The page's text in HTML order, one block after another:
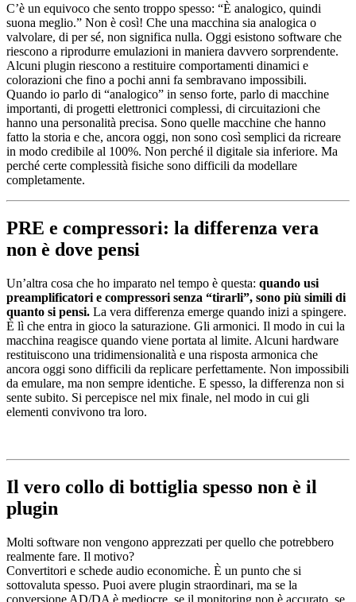
C’è un equivoco che sento troppo spesso: “È analogico, quindi
suona meglio.” Non è così! Che una macchina sia analogica o
valvolare, di per sé, non significa nulla. Oggi esistono software che
riescono a riprodurre emulazioni in maniera davvero sorprendente.
Alcuni plugin riescono a restituire comportamenti dinamici e
colorazioni che fino a pochi anni fa sembravano impossibili.
Quando io parlo di “analogico” in senso forte, parlo di macchine
importanti, di progetti elettronici complessi, di circuitazioni che
hanno una personalità precisa. Sono quelle macchine che hanno
fatto la storia e che, ancora oggi, non sono così semplici da ricreare
in modo credibile al 100%. Non perché il digitale sia inferiore. Ma
perché certe complessità fisiche sono difficili da modellare
completamente.
PRE e compressori: la differenza vera
non è dove pensi
Un’altra cosa che ho imparato nel tempo è questa: quando usi
preamplificatori e compressori senza “tirarli”, sono più simili di
quanto si pensi. La vera differenza emerge quando inizi a spingere.
È lì che entra in gioco la saturazione. Gli armonici. Il modo in cui la
macchina reagisce quando viene portata al limite. Alcuni hardware
restituiscono una tridimensionalità e una risposta armonica che
ancora oggi sono difficili da replicare perfettamente. Non impossibili
da emulare, ma non sempre identiche. E spesso, la differenza non si
sente subito. Si percepisce nel mix finale, nel modo in cui gli
elementi convivono tra loro.
Il vero collo di bottiglia spesso non è il
plugin
Molti software non vengono apprezzati per quello che potrebbero
realmente fare. Il motivo?
Convertitori e schede audio economiche. È un punto che si
sottovaluta spesso. Puoi avere plugin straordinari, ma se la
conversione AD/DA è mediocre, se il monitoring non è accurato, se